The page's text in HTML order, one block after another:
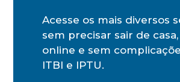
Acesse os mais diversos
sem precisar sair de
online e sem
ITBI e IPTU.